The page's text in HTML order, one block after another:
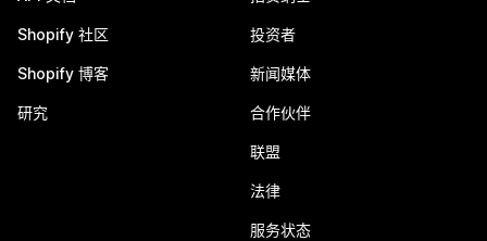
Shopify 社区
Shopify 博客
研究
投资者
新闻媒体
合作伙伴
联盟
法律
服务状态